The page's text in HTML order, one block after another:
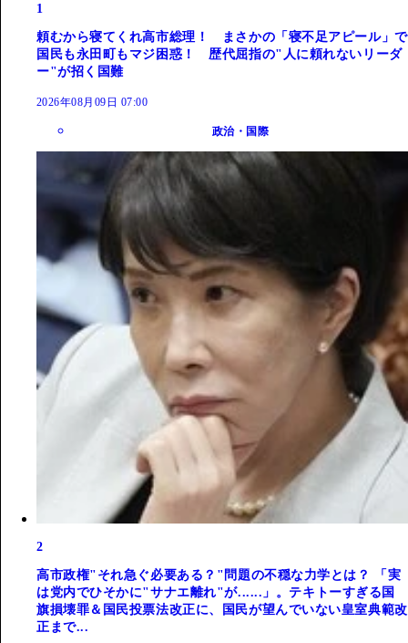
1
頼むから寝てくれ高市総理！ まさかの「寝不足アピール」で
国民も永田町もマジ困惑！ 歴代屈指の"人に頼れないリーダ
ー"が招く国難
2026年08月09日 07:00
政治・国際
2
高市政権"それ急ぐ必要ある？"問題の不穏な力学とは？ 「実
は党内でひそかに"サナエ離れ"が......」。テキトーすぎる国
旗損壊罪＆国民投票法改正に、国民が望んでいない皇室典範改
正まで...